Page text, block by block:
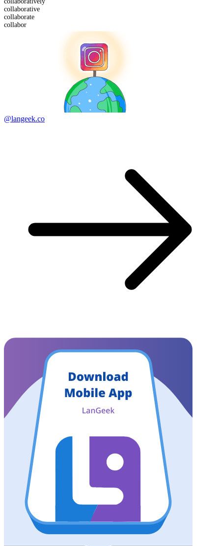
collaborative
collaborate
collabor
@langeek.co